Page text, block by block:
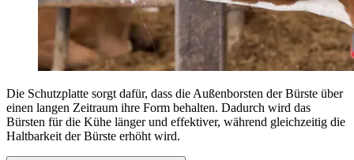
Die Schutzplatte sorgt dafür, dass die Außenborsten der Bürste über
einen langen Zeitraum ihre Form behalten. Dadurch wird das
Bürsten für die Kühe länger und effektiver, während gleichzeitig die
Haltbarkeit der Bürste erhöht wird.